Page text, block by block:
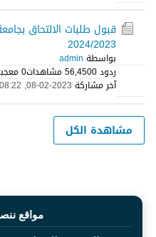
قبول طلبات الالتحاق
2024/2023
بواسطة admin
ردود 0 56,450 مشاهدات
0 معجبون
آخر مشاركة 08-02-2023, 08:22 AM
مشاهدة الكل
مواقع